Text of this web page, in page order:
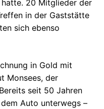
20 Mitglieder der
in der Gaststätte
sich ebenso
in Gold mit
Monsees, der
seit 50 Jahren
Auto unterwegs –